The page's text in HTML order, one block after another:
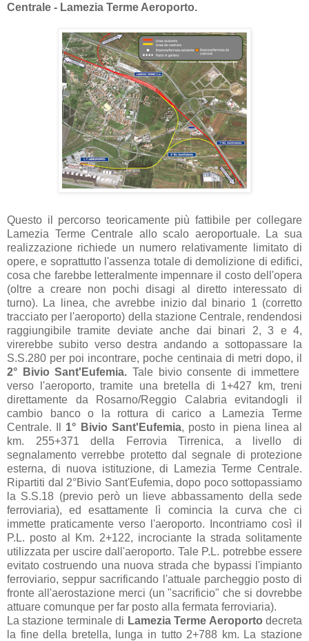
Centrale - Lamezia Terme Aeroporto.
Questo il percorso teoricamente più fattibile per collegare
Lamezia Terme Centrale allo scalo aeroportuale. La sua
realizzazione richiede un numero relativamente limitato di
opere, e soprattutto l'assenza totale di demolizione di edifici,
cosa che farebbe letteralmente impennare il costo dell'opera
(oltre a creare non pochi disagi al diretto interessato di
turno). La linea, che avrebbe inizio dal binario 1 (corretto
tracciato per l'aeroporto) della stazione Centrale, rendendosi
raggiungibile tramite deviate anche dai binari 2, 3 e 4,
virerebbe subito verso destra andando a sottopassare la
S.S.280 per poi incontrare, poche centinaia di metri dopo, il
2° Bivio Sant'Eufemia. Tale bivio consente di immettere
verso l'aeroporto, tramite una bretella di 1+427 km, treni
direttamente da Rosarno/Reggio Calabria evitandogli il
cambio banco o la rottura di carico a Lamezia Terme
Centrale. Il 1° Bivio Sant'Eufemia, posto in piena linea al
km. 255+371 della Ferrovia Tirrenica, a livello di
segnalamento verrebbe protetto dal segnale di protezione
esterna, di nuova istituzione, di Lamezia Terme Centrale.
Ripartiti dal 2°Bivio Sant'Eufemia, dopo poco sottopassiamo
la S.S.18 (previo però un lieve abbassamento della sede
ferroviaria), ed esattamente lì comincia la curva che ci
immette praticamente verso l'aeroporto. Incontriamo così il
P.L. posto al Km. 2+122, incrociante la strada solitamente
utilizzata per uscire dall'aeroporto. Tale P.L. potrebbe essere
evitato costruendo una nuova strada che bypassi l'impianto
ferroviario, seppur sacrificando l'attuale parcheggio posto di
fronte all'aerostazione merci (un "sacrificio" che si dovrebbe
attuare comunque per far posto alla fermata ferroviaria).
La stazione terminale di Lamezia Terme Aeroporto decreta
la fine della bretella, lunga in tutto 2+788 km. La stazione